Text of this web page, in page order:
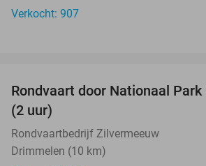
Verkocht: 907
Rondvaart door Nationaal Park
(2 uur)
Rondvaartbedrijf Zilvermeeuw
Drimmelen (10 km)